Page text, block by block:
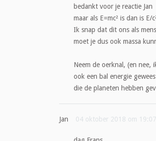
bedankt voor je reactie Jan
maar als E=mc² is dan is E/
Ik snap dat dit ons als
moet je dus ook massa
Neem de oerknal, (en
ook een bal energie
die de planeten hebben
Jan 04 oktober 2018 om 19:07